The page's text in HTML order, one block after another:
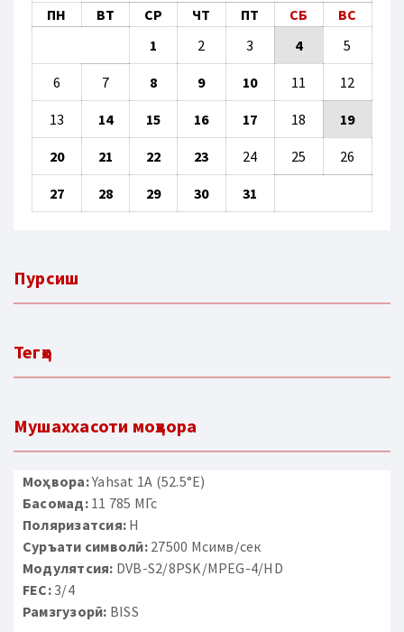
ПН
ВТ СР ЧТ ПТ СБ
ВС
1
2 3 4 5
6 7 8 9 10 11 12
13 14 15 16 17 18 19
20 21 22 23 24 25 26
27 28 29 30 31
Пурсиш
Тегҳо
Мушаххасоти моҳвора
Моҳвора:Yahsat 1A (52.5°E)
Басомад:11 785 МГс
Поляризатсия: H
Суръати символӣ:27500 Мсимв/сек
Модулятсия: DVB-S2/8PSK/MPEG-4/HD
FEC:3/4
Рамзгузорӣ: BISS